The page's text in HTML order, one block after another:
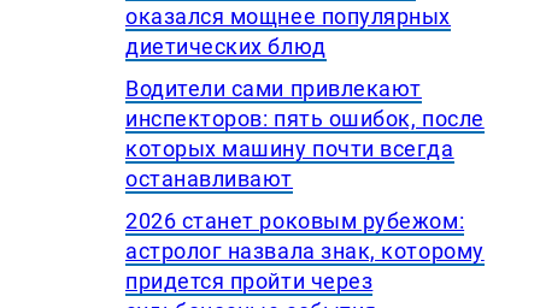
оказался мощнее популярных
диетических блюд
Водители сами привлекают
инспекторов: пять ошибок, после
которых машину почти всегда
останавливают
2026 станет роковым рубежом:
астролог назвала знак, которому
придется пройти через